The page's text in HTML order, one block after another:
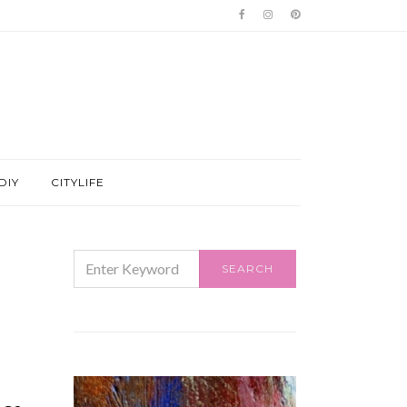
CITYLIFE
FOR:
SEARCH